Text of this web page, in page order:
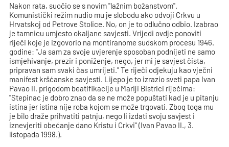
Nakon rata, suočio se s novim "lažnim božanstvom".
Komunistički režim nudio mu je slobodu ako odvoji Crkvu u
Hrvatskoj od Petrove Stolice. No, on je to odlučno odbio. Izabrao
je tamnicu umjesto okaljane savjesti. Vrijedi ovdje ponoviti
riječi koje je izgovorio na montiranome sudskom procesu 1946.
godine: "Ja sam za svoje uvjerenje sposoban podnijeti ne samo
ismjehivanje, prezir i poniženje, nego, jer mi je savjest čista,
pripravan sam svaki čas umrijeti." Te riječi odjekuju kao vječni
manifest kršćanske savjesti. Lijepo je to izrazio sveti papa Ivan
Pavao II. prigodom beatifikacije u Mariji Bistrici riječima:
"Stepinac je dobro znao da se ne može popuštati kad je u pitanju
istina jer istina nije roba kojom se može trgovati. Zbog toga mu
je bilo draže prihvatiti patnju, nego li izdati svoju savjest i
iznevjeriti obećanje dano Kristu i Crkvi" (Ivan Pavao II., 3.
listopada 1998.).